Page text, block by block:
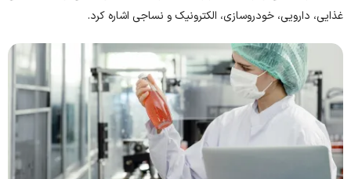
غذایی، دارویی، خودروسازی، الکترونیک و نساجی اشاره کرد.